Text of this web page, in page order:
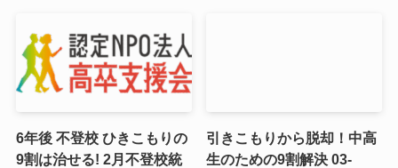
6年後 不登校 ひきこもりの
9割は治せる! 2月不登校統
引きこもりから脱却！中高
生のための9割解決 03-